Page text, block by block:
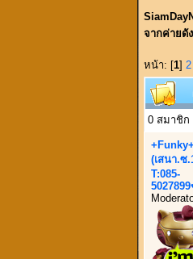
จากค่ายดัง
หน้า: [1] 2
0 สมาชิก
+Funky+
(เสนา.ซ
T:085-